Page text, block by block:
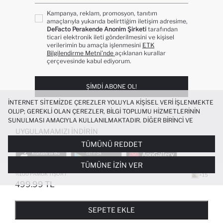
%100 PAMUK TIŞÖRT
499.99 TL
+15
SEPETE EKLE
Kampanya, reklam, promosyon, tanıtım
amaçlarıyla yukarıda belirttiğim iletişim adresime,
DeFacto Perakende Anonim Şirketi tarafından
ticari elektronik ileti gönderilmesini ve kişisel
verilerimin bu amaçla işlenmesini ETK
Bilgilendirme Metni’nde açıklanan kurallar
çerçevesinde kabul ediyorum.
ŞIMDI ABONE OL!
UYGULAMAMIZI İNDIRIN
POPÜLER KATEGORILER
KADIN BEYAZ TIŞÖRT
İNTERNET SITEMIZDE ÇEREZLER YOLUYLA KIŞISEL VERI IŞLENMEKTE
OLUP; GEREKLI OLAN ÇEREZLER, BILGI TOPLUMU HIZMETLERININ
SUNULMASI AMACIYLA KULLANILMAKTADIR. DIĞER BIRINCI VE
ÜÇÜNCÜ TARAF ÇEREZLER ISE SIZE DAHA IYI BIR ALIŞVERIŞ
DENEYIMI SUNULABILMESI, SITEMIZIN DAHA IŞLEVSEL KILINMASI VE
KIŞISELLEŞTIRMESI VE AÇIK RIZA VERMENIZ HALINDE, SIZLERE
YÖNELIK PAZARLAMA FAALIYETLERININ YAPILMASI AMAÇLARIYLA
SINIRLI OLARAK KULLANILACAKTIR. ÇEREZLERE DAIR TERCIHLERINIZI
ÇEREZ TERCIHLERIPANELI ARACILIĞIYLA HER ZAMAN YÖNETEBILIR,
ÇEREZLERLE ILGILI DAHA DETAYLI BILGIYE
TÜMÜNÜ REDDET
TÜMÜNE İZIN VER